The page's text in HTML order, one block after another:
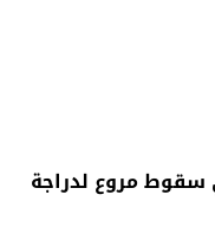
مروع لدراجة